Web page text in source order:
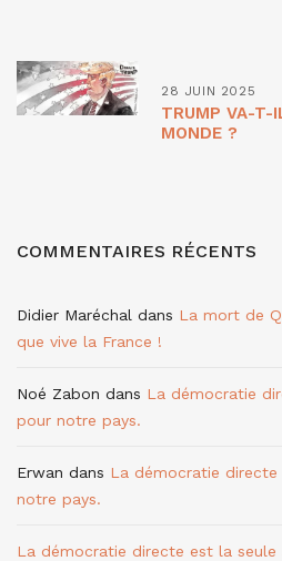
28 JUIN 2025
TRUMP VA-T-
MONDE ?
COMMENTAIRES RÉCENTS
Didier Maréchal dans La mort de
que vive la France !
Noé Zabon dans La démocratie
pour notre pays.
Erwan dans La démocratie
notre pays.
La démocratie directe est la